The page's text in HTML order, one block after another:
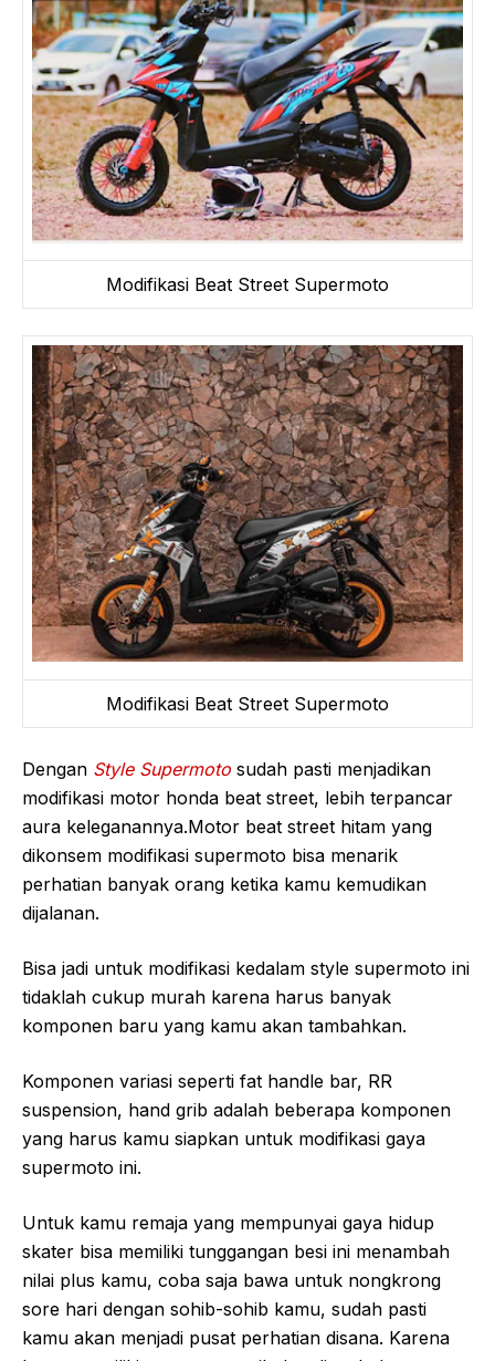
Modifikasi Beat Street Supermoto
Modifikasi Beat Street Supermoto
Dengan Style Supermoto sudah pasti menjadikan
modifikasi motor honda beat street, lebih terpancar
aura keleganannya.Motor beat street hitam yang
dikonsem modifikasi supermoto bisa menarik
perhatian banyak orang ketika kamu kemudikan
dijalanan.
Bisa jadi untuk modifikasi kedalam style supermoto ini
tidaklah cukup murah karena harus banyak
komponen baru yang kamu akan tambahkan.
Komponen variasi seperti fat handle bar, RR
suspension, hand grib adalah beberapa komponen
yang harus kamu siapkan untuk modifikasi gaya
supermoto ini.
Untuk kamu remaja yang mempunyai gaya hidup
skater bisa memiliki tunggangan besi ini menambah
nilai plus kamu, coba saja bawa untuk nongkrong
sore hari dengan sohib-sohib kamu, sudah pasti
kamu akan menjadi pusat perhatian disana. Karena